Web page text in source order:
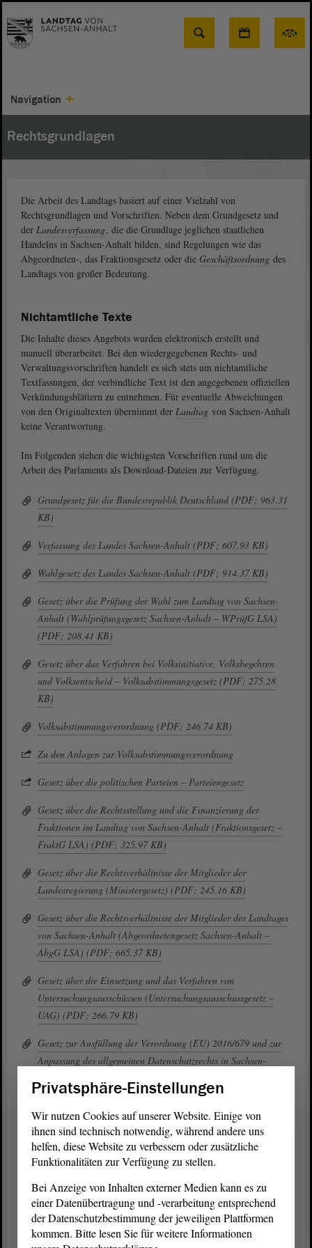
Suche
Navigation
Rechtsgrundlagen
Die Arbeit des Landtags basiert auf einer Vielzahl von
Rechtsgrundlagen und Vorschriften. Neben dem Grundgesetz und
der Landesverfassung, die die Grundlage jeglichen staatlichen
Handelns in Sachsen-Anhalt bilden, sind Regelungen wie das
Abgeordneten-, das Fraktionsgesetz oder die Geschäftsordnung des
Landtags von großer Bedeutung.
Nichtamtliche Texte
Die Inhalte dieses Angebots wurden elektronisch erstellt und
manuell überarbeitet. Bei den wiedergegebenen Rechts- und
Verwaltungsvorschriften handelt es sich stets um nichtamtliche
Textfassungen, der verbindliche Text ist den angegebenen offiziellen
Verkündungsblättern zu entnehmen. Für eventuelle Abweichungen
von den Originaltexten übernimmt der Landtag von Sachsen-Anhalt
keine Verantwortung.
Im Folgenden stehen die wichtigsten Vorschriften rund um die
Arbeit des Parlaments als Download-Dateien zur Verfügung.
Grundgesetz für die Bundesrepublik Deutschland (PDF; 963.31
KB)
Verfassung des Landes Sachsen-Anhalt (PDF; 607.93 KB)
Wahlgesetz des Landes Sachsen-Anhalt (PDF; 914.37 KB)
Gesetz über die Prüfung der Wahl zum Landtag von Sachsen-
Anhalt (Wahlprüfungsgesetz Sachsen-Anhalt – WPrüfG LSA)
(PDF; 208.41 KB)
Gesetz über das Verfahren bei Volksinitiative, Volksbegehren
und Volksentscheid – Volksabstimmungsgesetz (PDF; 275.28
KB)
Volksabstimmungsverordnung (PDF; 246.74 KB)
Zu den Anlagen zur Volksabstimmungsverordnung
Gesetz über die politischen Parteien – Parteiengesetz
Gesetz über die Rechtsstellung und die Finanzierung der
Fraktionen im Landtag von Sachsen-Anhalt (Fraktionsgesetz –
FraktG LSA) (PDF; 325.97 KB)
Gesetz über die Rechtsverhältnisse der Mitglieder der
Landesregierung (Ministergesetz) (PDF; 245.16 KB)
Gesetz über die Rechtsverhältnisse der Mitglieder des Landtages
von Sachsen-Anhalt (Abgeordnetengesetz Sachsen-Anhalt –
AbgG LSA) (PDF; 665.37 KB)
Gesetz über die Einsetzung und das Verfahren von
Untersuchungsausschüssen (Untersuchungsausschussgesetz –
UAG) (PDF; 266.79 KB)
Gesetz zur Ausfüllung der Verordnung (EU) 2016/679 und zur
Anpassung des allgemeinen Datenschutzrechts in Sachsen-
Sachsen-Anhalt – DSAG LSA) (PDF; 591.75 KB)
Geschäftsordnung des Landtags von Sachsen-Anhalt (PDF;
402.86 KB)
Landtagsinformationsgesetz – LIG (PDF; 170.2 KB)
Landtagsinformationsvereinbarung (PDF; 206.76 KB)
Beschluss der Landesregierung über den Aufbau der
Landesregierung und die Abgrenzung der Geschäftsbereiche
Privatsphäre-Einstellungen
Wir nutzen Cookies auf unserer Website. Einige von
ihnen sind technisch notwendig, während andere uns
helfen, diese Website zu verbessern oder zusätzliche
Funktionalitäten zur Verfügung zu stellen.
Bei Anzeige von Inhalten externer Medien kann es zu
einer Datenübertragung und -verarbeitung entsprechend
der Datenschutzbestimmung der jeweiligen Plattformen
kommen. Bitte lesen Sie für weitere Informationen